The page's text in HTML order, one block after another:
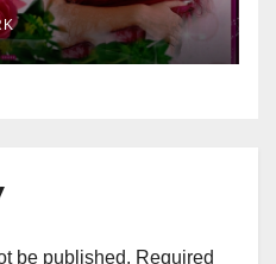
be published. Required